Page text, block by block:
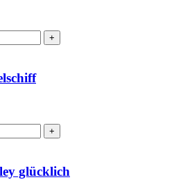
glücklich